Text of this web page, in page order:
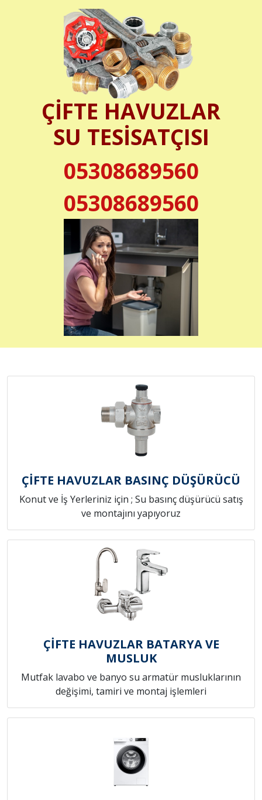
ÇİFTE HAVUZLAR
SU TESİSATÇISI
05308689560
05308689560
ÇİFTE HAVUZLAR BASINÇ DÜŞÜRÜCÜ
Konut ve İş Yerleriniz için ; Su basınç düşürücü satış
ve montajını yapıyoruz
ÇİFTE HAVUZLAR BATARYA VE
MUSLUK
Mutfak lavabo ve banyo su armatür musluklarının
değişimi, tamiri ve montaj işlemleri